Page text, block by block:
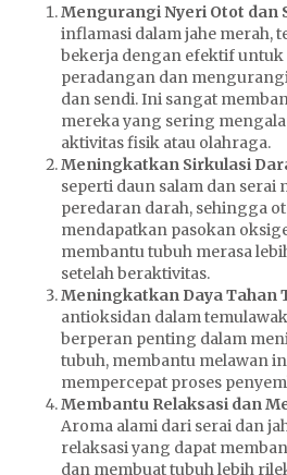
Mengurangi Nyeri Otot dan
inflamasi dalam jahe merah,
bekerja dengan efektif untuk
peradangan dan
dan sendi. Ini sangat
mereka yang sering
aktivitas fisik atau olahraga.
Meningkatkan Sirkulasi
seperti daun salam dan serai
peredaran darah, sehingga
mendapatkan pasokan
membantu tubuh merasa
setelah beraktivitas.
Meningkatkan Daya Tahan
antioksidan dalam
berperan penting dalam
tubuh, membantu melawan
mempercepat proses
Membantu Relaksasi dan
Aroma alami dari serai dan
relaksasi yang dapat
dan membuat tubuh lebih